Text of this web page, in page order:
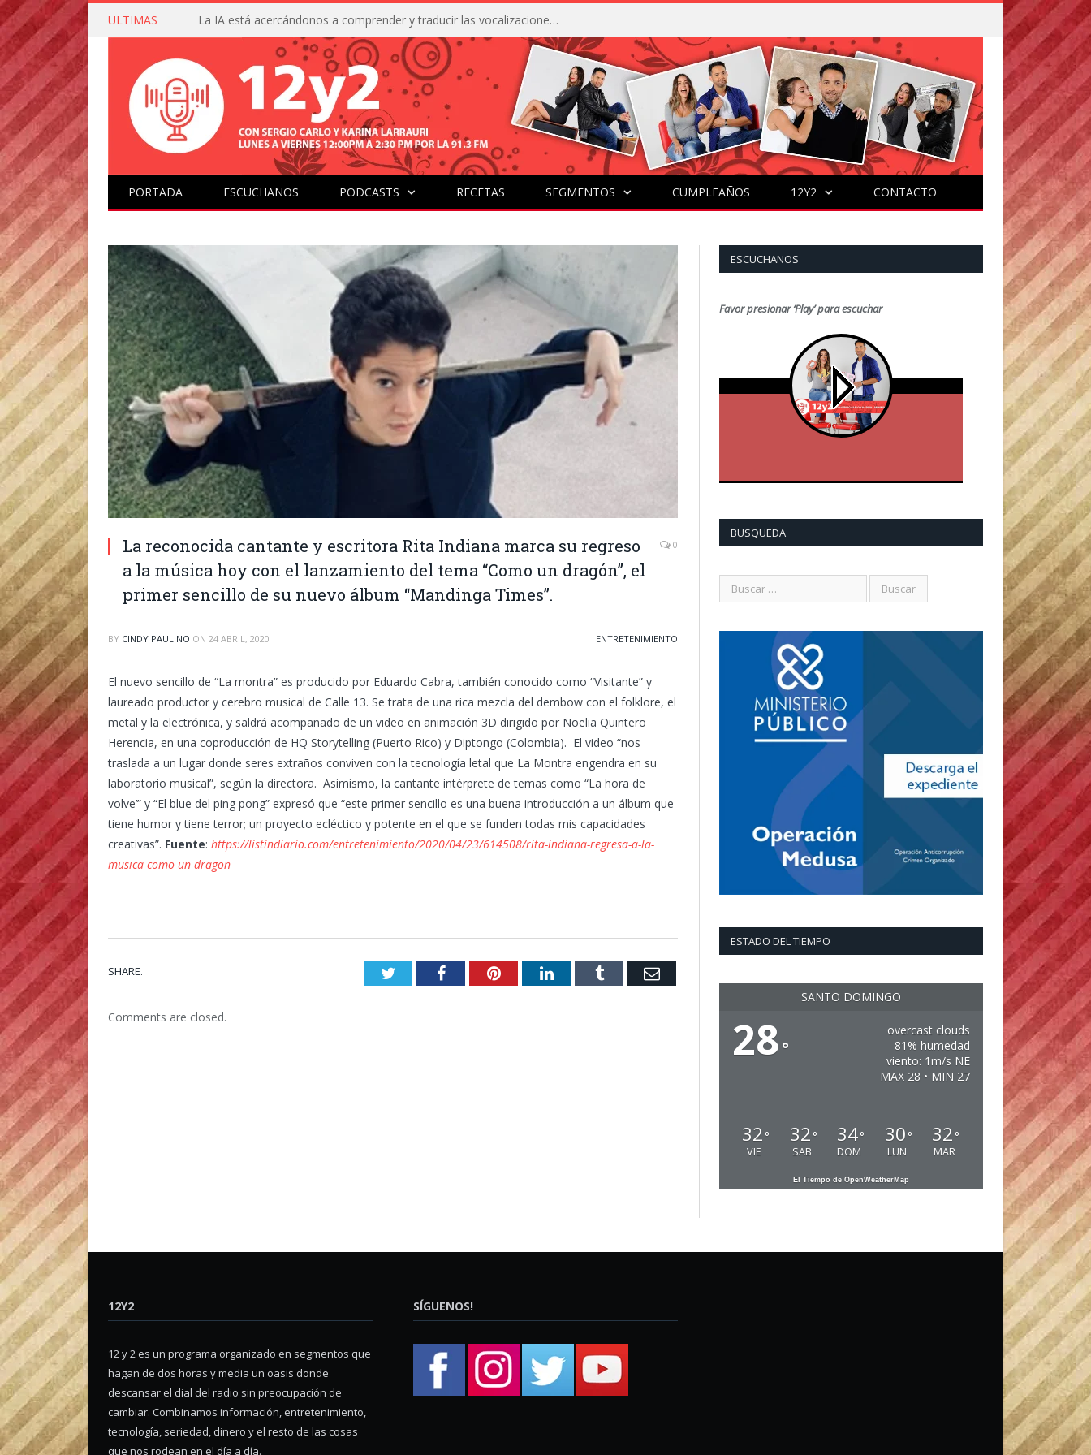
ULTIMAS La IA está acercándonos a comprender y traducir las vocalizaciones y comportamientos de nuestras mascotas
PORTADA ESCUCHANOS PODCASTS RECETAS SEGMENTOS CUMPLEAÑOS 12Y2 CONTACTO
La reconocida cantante y escritora Rita Indiana marca su regreso
a la música hoy con el lanzamiento del tema “Como un dragón”, el
primer sencillo de su nuevo álbum “Mandinga Times”.
0
BY CINDY PAULINO ON 24 ABRIL, 2020 ENTRETENIMIENTO
El nuevo sencillo de “La montra” es producido por Eduardo Cabra, también conocido como “Visitante” y
laureado productor y cerebro musical de Calle 13. Se trata de una rica mezcla del dembow con el folklore, el
metal y la electrónica, y saldrá acompañado de un video en animación 3D dirigido por Noelia Quintero
Herencia, en una coproducción de HQ Storytelling (Puerto Rico) y Diptongo (Colombia). El video “nos
traslada a un lugar donde seres extraños conviven con la tecnología letal que La Montra engendra en su
laboratorio musical”, según la directora. Asimismo, la cantante intérprete de temas como “La hora de
volve’” y “El blue del ping pong” expresó que “este primer sencillo es una buena introducción a un álbum que
tiene humor y tiene terror; un proyecto ecléctico y potente en el que se funden todas mis capacidades
creativas”. Fuente: https://listindiario.com/entretenimiento/2020/04/23/614508/rita-indiana-regresa-a-la-
musica-como-un-dragon
SHARE. TwitterFacebookPinterestLinkedInTumblr Email
Comments are closed.
ESCUCHANOS
Favor presionar ‘Play’ para escuchar
BUSQUEDA
ESTADO DEL TIEMPO
SANTO DOMINGO
28°
overcast clouds
81% humedad
viento: 1m/s NE
MAX 28 • MIN 27
32 °
VIE
32 °
SAB
34°
DOM
30 °
LUN
32 °
MAR
El Tiempo de OpenWeatherMap
12Y2
12 y 2 es un programa organizado en segmentos que
hagan de dos horas y media un oasis donde
descansar el dial del radio sin preocupación de
cambiar. Combinamos información, entretenimiento,
tecnología, seriedad, dinero y el resto de las cosas
que nos rodean en el día a día.
SÍGUENOS!